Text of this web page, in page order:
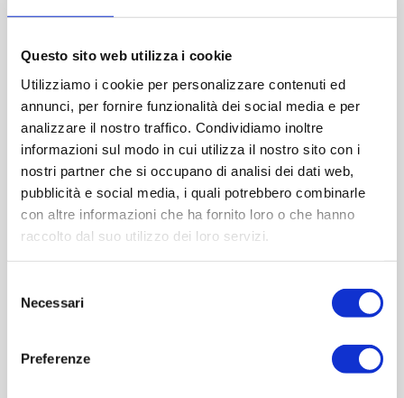
Questo sito web utilizza i cookie
Utilizziamo i cookie per personalizzare contenuti ed
annunci, per fornire funzionalità dei social media e per
analizzare il nostro traffico. Condividiamo inoltre
informazioni sul modo in cui utilizza il nostro sito con i
nostri partner che si occupano di analisi dei dati web,
pubblicità e social media, i quali potrebbero combinarle
con altre informazioni che ha fornito loro o che hanno
raccolto dal suo utilizzo dei loro servizi.
delNecessari
Preferenze
Larghezza (mm):107
Quantità per imballo (ordine minimo 1 collo):630
Cod.: VCP159
Please select the address you want to ship to
ACQUISTA